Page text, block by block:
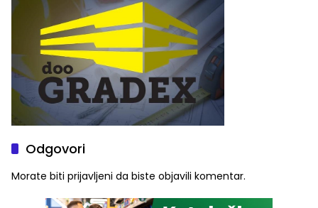
Odgovori
Morate biti prijavljeni da biste objavili komentar.